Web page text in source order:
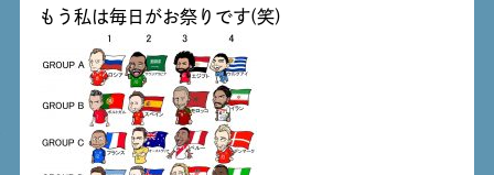
もう私は毎日がお祭りです(笑)